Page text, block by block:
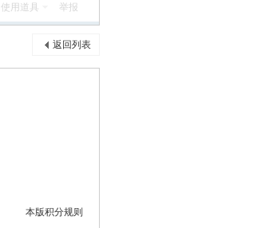
使用道具 举报
返回列表
本版积分规则